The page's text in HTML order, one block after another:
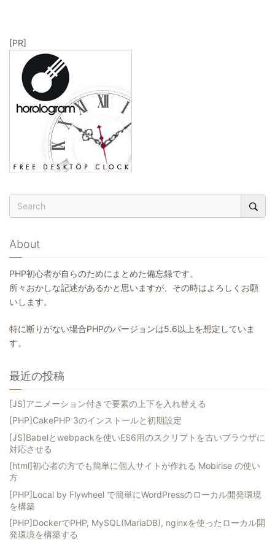
[PR]
About
PHP初心者が自らのためにまとめた備忘録です。
所々おかしな記述があるかと思いますが、その時はよろしくお願
いします。
特に断りがない場合PHPのバージョンは5.6以上を想定していま
す。
最近の投稿
[JS]アニメーション付きで要素の上下を入れ替える
[PHP]CakePHP 3のインストールと初期設定
[JS]Babelとwebpackを使いES6用のスクリプトを古いブラウザに
対応させる
[html]初心者の方でも簡単に個人サイトが作れる Mobirise の使い
方
[PHP]Local by Flywheel で簡単にWordPressのローカル開発環境
を構築
[PHP]DockerでPHP, MySQL(MariaDB), nginxを使ったローカル開
発環境を構築する